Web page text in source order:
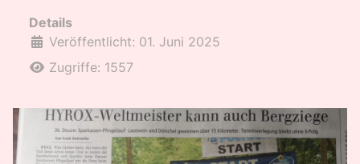
Details
Veröffentlicht: 01. Juni 2025
Zugriffe: 1557